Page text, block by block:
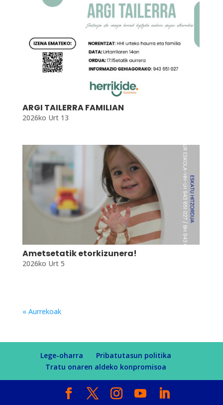
ARGI TAILERRA FAMILIAN
2026ko Urt 13
Ametsetatik etorkizunera!
2026ko Urt 5
« Aurrekoak
Lege-oharra
Pribatutasun politika
Tratu onaren aldeko konpromisoa